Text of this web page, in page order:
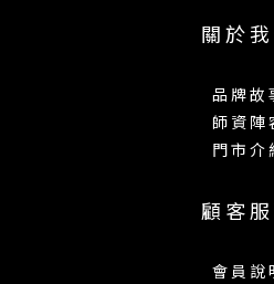
關 於
品 牌 故
師 資 陣
門 市 介
顧 客
會 員 說